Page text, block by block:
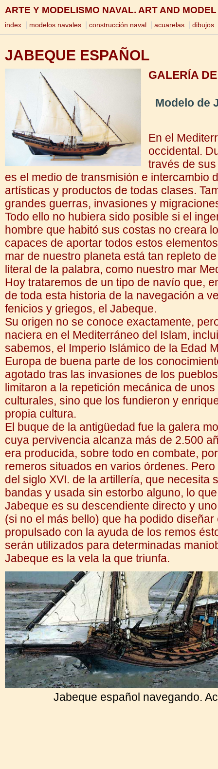
ARTE Y MODELISMO NAVAL. ART AND
index modelos navales construcción naval acuarelas dibujos
JABEQUE ESPAÑOL
GALERÍA
Modelo de
En el
occidental.
través de
es el medio de transmisión e intercambio
artísticas y productos de todas clases.
grandes guerras, invasiones y
Todo ello no hubiera sido posible si el
hombre que habitó sus costas no creara
capaces de aportar todos estos
mar de nuestro planeta está tan repleto
literal de la palabra, como nuestro mar
Hoy trataremos de un tipo de navío que,
de toda esta historia de la navegación a
fenicios y griegos, el Jabeque.
Su origen no se conoce exactamente,
naciera en el Mediterráneo del Islam,
sabemos, el Imperio Islámico de la Edad
Europa de buena parte de los
agotado tras las invasiones de los
limitaron a la repetición mecánica de
culturales, sino que los fundieron y
propia cultura.
El buque de la antigüedad fue la galera
cuya pervivencia alcanza más de 2.500
era producida, sobre todo en combate,
remeros situados en varios órdenes.
del siglo XVI. de la artillería, que necesita
bandas y usada sin estorbo alguno, lo
Jabeque es su descendiente directo y
(si no el más bello) que ha podido
propulsado con la ayuda de los remos
serán utilizados para determinadas
Jabeque es la vela la que triunfa.
Jabeque español navegando.